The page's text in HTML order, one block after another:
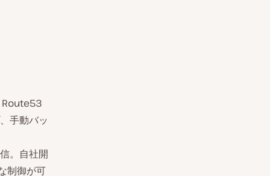
、手動バッ
。自社開
制御が可